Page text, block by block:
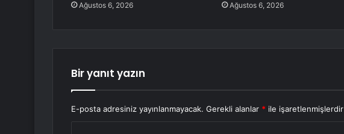
Ağustos 6, 2026 Ağustos 6, 2026
Bir yanıt yazın
E-posta adresiniz yayınlanmayacak. Gerekli alanlar * ile işaretlenmişlerdir